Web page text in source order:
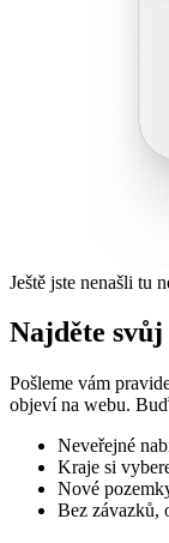
Ještě jste nenašli tu
Najděte
Pošleme vám
objeví na webu.
Neveřejné
Kraje si
Nové
Bez závazků,